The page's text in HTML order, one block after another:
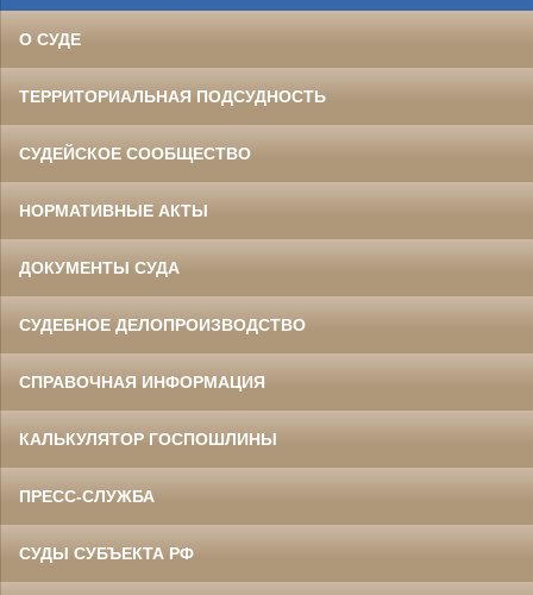
О СУДЕ
ТЕРРИТОРИАЛЬНАЯ ПОДСУДНОСТЬ
СУДЕЙСКОЕ СООБЩЕСТВО
НОРМАТИВНЫЕ АКТЫ
ДОКУМЕНТЫ СУДА
СУДЕБНОЕ ДЕЛОПРОИЗВОДСТВО
СПРАВОЧНАЯ ИНФОРМАЦИЯ
КАЛЬКУЛЯТОР ГОСПОШЛИНЫ
ПРЕСС-СЛУЖБА
СУДЫ СУБЪЕКТА РФ